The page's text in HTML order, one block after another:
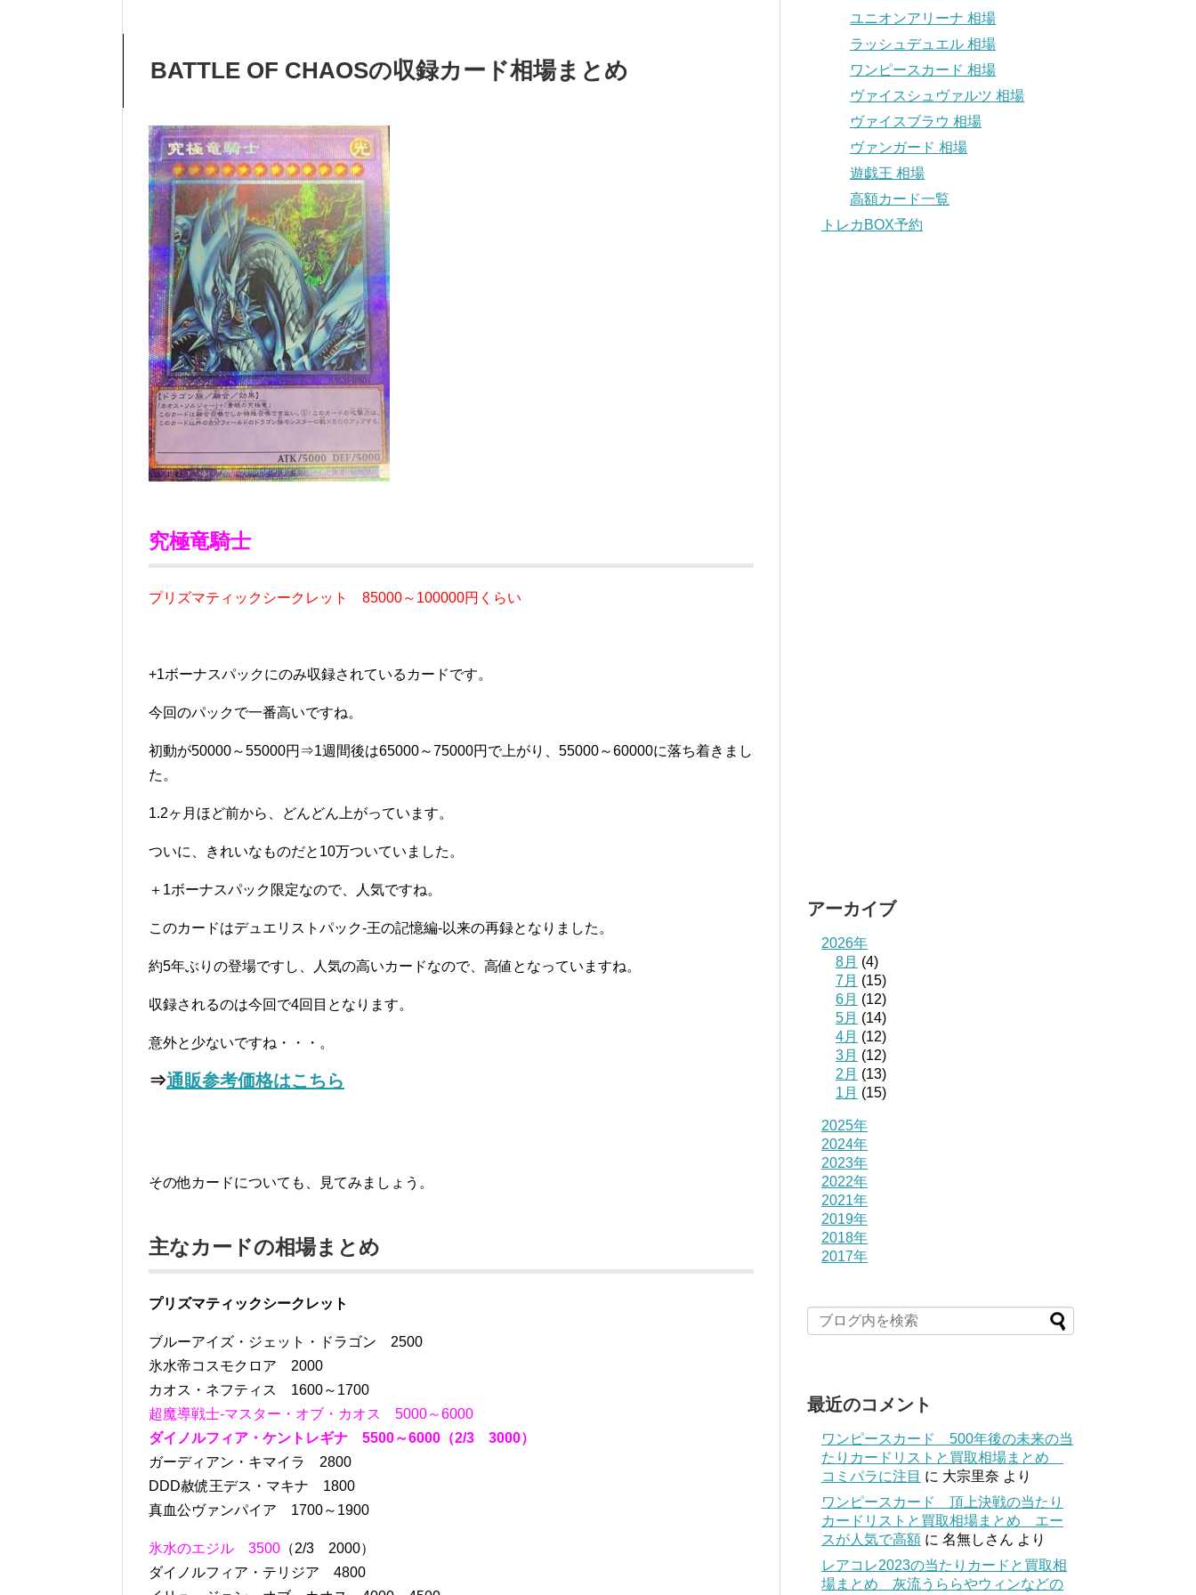
BATTLE OF CHAOSの収録カード相場まとめ
究極竜騎士
プリズマティックシークレット 85000～100000円くらい
+1ボーナスパックにのみ収録されているカードです。
今回のパックで一番高いですね。
初動が50000～55000円⇒1週間後は65000～75000円で上がり、55000～60000に落ち着きまし
た。
1.2ヶ月ほど前から、どんどん上がっています。
ついに、きれいなものだと10万ついていました。
＋1ボーナスパック限定なので、人気ですね。
このカードはデュエリストパック-王の記憶編-以来の再録となりました。
約5年ぶりの登場ですし、人気の高いカードなので、高値となっていますね。
収録されるのは今回で4回目となります。
意外と少ないですね・・・。
⇒通販参考価格はこちら
その他カードについても、見てみましょう。
主なカードの相場まとめ
プリズマティックシークレット
ブルーアイズ・ジェット・ドラゴン 2500
氷水帝コスモクロア 2000
カオス・ネフティス 1600～1700
超魔導戦士-マスター・オブ・カオス 5000～6000
ダイノルフィア・ケントレギナ 5500～6000（2/3 3000）
ガーディアン・キマイラ 2800
DDD赦俿王デス・マキナ 1800
真血公ヴァンパイア 1700～1900
氷水のエジル 3500 （2/3 2000）
ダイノルフィア・テリジア 4800
ユニオンアリーナ 相場
ラッシュデュエル 相場
ワンピースカード 相場
ヴァイスシュヴァルツ 相場
ヴァイスブラウ 相場
ヴァンガード 相場
遊戯王 相場
高額カード一覧
トレカBOX予約
アーカイブ
2026年
8月 (4)
7月 (15)
6月 (12)
5月 (14)
4月 (12)
3月 (12)
2月 (13)
1月 (15)
2025年
2024年
2023年
2022年
2021年
2019年
2018年
2017年
最近のコメント
ワンピースカード 500年後の未来の当
たりカードリストと買取相場まとめ
コミパラに注目 に 大宗里奈 より
ワンピースカード 頂上決戦の当たり
カードリストと買取相場まとめ エー
スが人気で高額 に 名無しさん より
レアコレ2023の当たりカードと買取相
場まとめ 灰流うららやウィンなどの